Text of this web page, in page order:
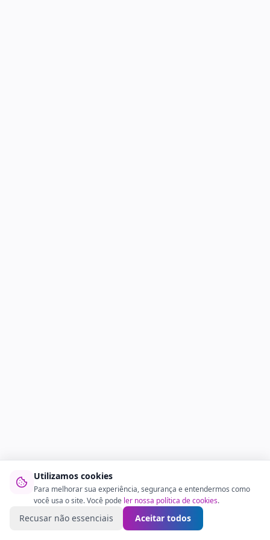
Utilizamos cookies
Para melhorar sua experiência, segurança e entendermos como
você usa o site. Você pode ler nossa política de cookies.
Recusar não essenciais Aceitar todos